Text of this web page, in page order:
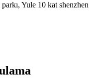
Yule 10 kat shenzhen